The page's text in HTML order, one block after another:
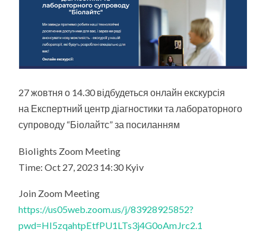
СУПРОВОДУ
“БІОЛАЙТС”
27 жовтня о 14.30 відбудеться онлайн екскурсія
на Експертний центр діагностики та лабораторного
супроводу “Біолайтс” за посиланням
Biolights Zoom Meeting
Time: Oct 27, 2023 14:30 Kyiv
Join Zoom Meeting
https://us05web.zoom.us/j/83928925852?
pwd=Hl5zqahtpEtfPU1LTs3j4G0oAmJrc2.1